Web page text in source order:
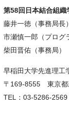
第58回日本結合組
藤井一徳（事務局長
市瀬慎一郎（プログ
柴田晋佑（事務局）
早稲田大学先進理工
〒169-8555 東京都
TEL：03-5286-2569